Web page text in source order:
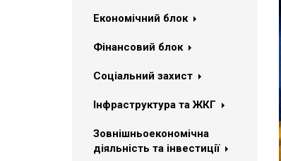
Економічний блок
Фінансовий блок
Соціальний захист
Інфраструктура та ЖКГ
Зовнішньоекономічна
діяльність та інвестиції